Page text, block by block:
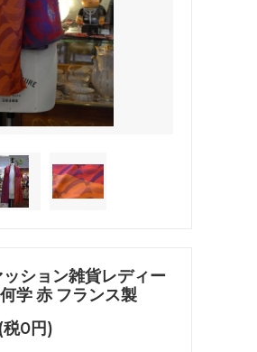
ッション雑貨レディー
学 赤 フランス製
0円)